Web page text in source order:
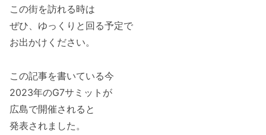
この街を訪れる時は
ぜひ、ゆっくりと回る予定で
お出かけください。
この記事を書いている今
2023年のG7サミットが
広島で開催されると
発表されました。